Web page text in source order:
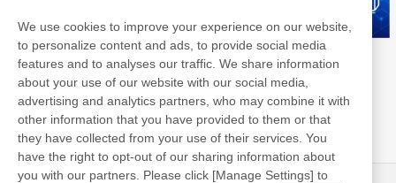
Nittoグループ統合報告書 Nittoライブラリ
We use cookies to improve your experience on our website,
to personalize content and ads, to provide social media
features and to analyses our traffic. We share information
about your use of our website with our social media,
advertising and analytics partners, who may combine it with
other information that you have provided to them or that
they have collected from your use of their services. You
have the right to opt-out of our sharing information about
you with our partners. Please click [Manage Settings] to